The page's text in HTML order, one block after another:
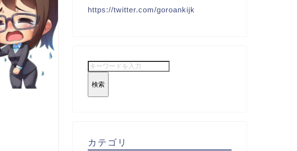
https://twitter.com/goroankijk
検索
カテゴリ